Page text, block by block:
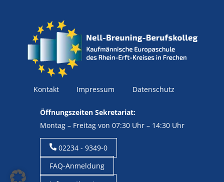
Kontakt Impressum Datenschutz
Öffnungszeiten Sekretariat:
Montag – Freitag von 07:30 Uhr – 14:30 Uhr
02234 - 9349-0
FAQ-Anmeldung